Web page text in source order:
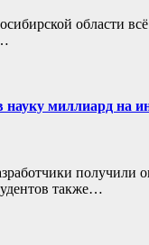
области всё
науку миллиард на
получили
также…